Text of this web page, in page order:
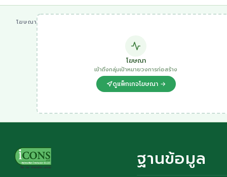
โฆษณา
โฆษณา
เข้าถึงกลุ่มเป้าหมายวงการก่อสร้าง
ดูแพ็กเกจโฆษณา →
ฐานข้อมูล